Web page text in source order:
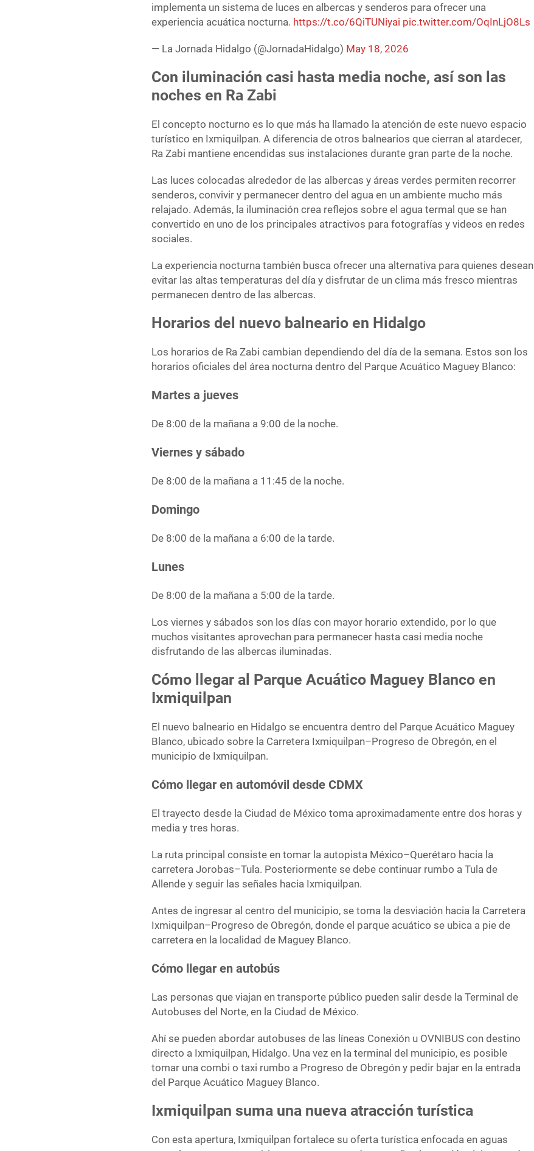
implementa un sistema de luces en albercas y senderos para ofrecer una
experiencia acuática nocturna. https://t.co/6QiTUNiyai pic.twitter.com/OqInLjO8Ls
— La Jornada Hidalgo (@JornadaHidalgo) May 18, 2026
Con iluminación casi hasta media noche, así son las
noches en Ra Zabi
El concepto nocturno es lo que más ha llamado la atención de este nuevo espacio
turístico en Ixmiquilpan. A diferencia de otros balnearios que cierran al atardecer,
Ra Zabi mantiene encendidas sus instalaciones durante gran parte de la noche.
Las luces colocadas alrededor de las albercas y áreas verdes permiten recorrer
senderos, convivir y permanecer dentro del agua en un ambiente mucho más
relajado. Además, la iluminación crea reflejos sobre el agua termal que se han
convertido en uno de los principales atractivos para fotografías y videos en redes
sociales.
La experiencia nocturna también busca ofrecer una alternativa para quienes desean
evitar las altas temperaturas del día y disfrutar de un clima más fresco mientras
permanecen dentro de las albercas.
Horarios del nuevo balneario en Hidalgo
Los horarios de Ra Zabi cambian dependiendo del día de la semana. Estos son los
horarios oficiales del área nocturna dentro del Parque Acuático Maguey Blanco:
Martes a jueves
De 8:00 de la mañana a 9:00 de la noche.
Viernes y sábado
De 8:00 de la mañana a 11:45 de la noche.
Domingo
De 8:00 de la mañana a 6:00 de la tarde.
Lunes
De 8:00 de la mañana a 5:00 de la tarde.
Los viernes y sábados son los días con mayor horario extendido, por lo que
muchos visitantes aprovechan para permanecer hasta casi media noche
disfrutando de las albercas iluminadas.
Cómo llegar al Parque Acuático Maguey Blanco en
Ixmiquilpan
El nuevo balneario en Hidalgo se encuentra dentro del Parque Acuático Maguey
Blanco, ubicado sobre la Carretera Ixmiquilpan–Progreso de Obregón, en el
municipio de Ixmiquilpan.
Cómo llegar en automóvil desde CDMX
El trayecto desde la Ciudad de México toma aproximadamente entre dos horas y
media y tres horas.
La ruta principal consiste en tomar la autopista México–Querétaro hacia la
carretera Jorobas–Tula. Posteriormente se debe continuar rumbo a Tula de
Allende y seguir las señales hacia Ixmiquilpan.
Antes de ingresar al centro del municipio, se toma la desviación hacia la Carretera
Ixmiquilpan–Progreso de Obregón, donde el parque acuático se ubica a pie de
carretera en la localidad de Maguey Blanco.
Cómo llegar en autobús
Las personas que viajan en transporte público pueden salir desde la Terminal de
Autobuses del Norte, en la Ciudad de México.
Ahí se pueden abordar autobuses de las líneas Conexión u OVNIBUS con destino
directo a Ixmiquilpan, Hidalgo. Una vez en la terminal del municipio, es posible
tomar una combi o taxi rumbo a Progreso de Obregón y pedir bajar en la entrada
del Parque Acuático Maguey Blanco.
Ixmiquilpan suma una nueva atracción turística
Con esta apertura, Ixmiquilpan fortalece su oferta turística enfocada en aguas